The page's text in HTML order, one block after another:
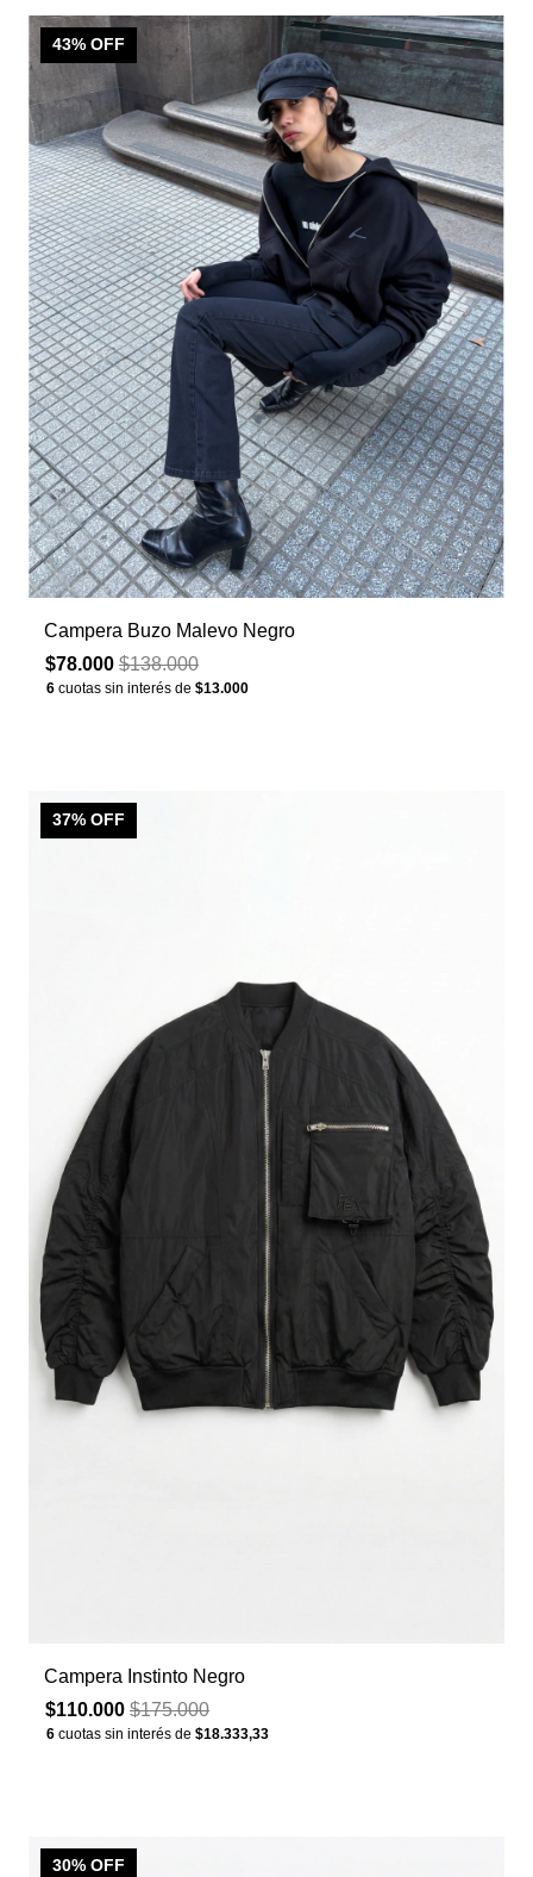
43% OFF
Campera Buzo Malevo Negro
$78.000 $138.000
6 cuotas sin interés de $13.000
37% OFF
Campera Instinto Negro
$110.000 $175.000
6 cuotas sin interés de $18.333,33
30% OFF